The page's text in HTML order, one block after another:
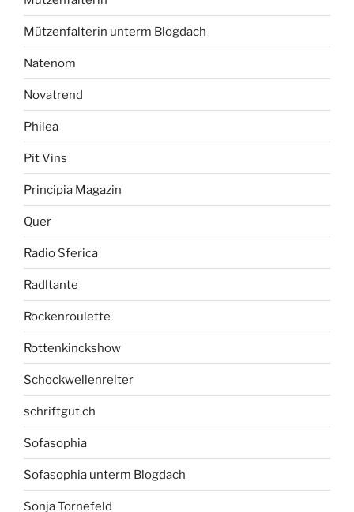
Mützenfalterin unterm Blogdach
Natenom
Novatrend
Philea
Pit Vins
Principia Magazin
Quer
Radio Sferica
Radltante
Rockenroulette
Rottenkinckshow
Schockwellenreiter
schriftgut.ch
Sofasophia
Sofasophia unterm Blogdach
Sonja Tornefeld